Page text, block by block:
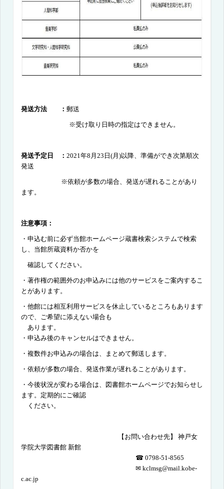
発送方法： 郵送
※受け取り日時の指定はできません。
発送予定日 ： 2021年8月23日 (月 )以降、準備ができ次第順次
発送
※依頼が多数の場合、発送が遅れることがあり
ます。
注意事項：
・申込む前に必ず当館ホームページ蔵書検索システムで検索
し、当館所蔵資料か否かを
確認してください。
・著作権の範囲外のお申込みには他のサービスをご案内するこ
とがあります。
・他館には相互利用サービスを休止しているところもあります
ので、ご希望に添えない場合も
あります。
・申込み後のキャンセルはできません。
・複数件お申込みの場合は、まとめて郵送します。
・依頼が多数の場合、発送作業が遅れることがあります。
・今後状況が変わる場合は、図書館ホームページでお知らせし
ます。定期的にご確認
くださ い。
【お問い合わせ先】 神戸女
学院大学図書館 新館
☎ 0798-51-8565
✉ kclmsg@mail.kobe-
c.ac.jp